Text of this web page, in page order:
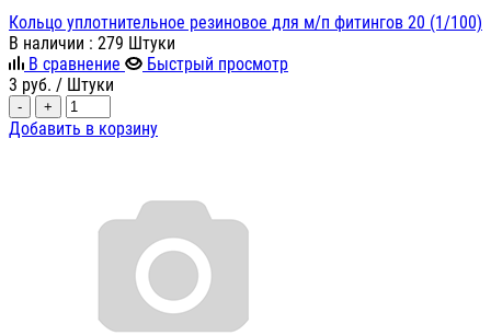
Кольцо уплотнительное резиновое для м/п фитингов 20 (1/100)
В наличии : 279 Штуки
В сравнение
Быстрый просмотр
3 руб. / Штуки
- +
Добавить в корзину